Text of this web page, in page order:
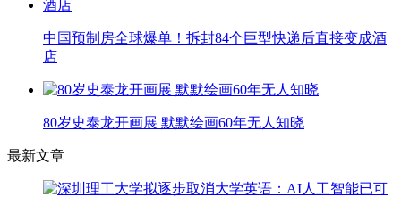
中国预制房全球爆单！拆封84个巨型快递后直接变成酒
店
80岁史泰龙开画展 默默绘画60年无人知晓
最新文章